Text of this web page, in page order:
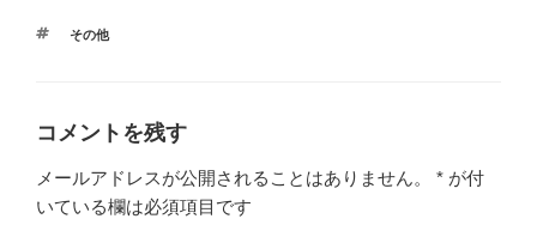
タ
その他
コメントを残す
メールアドレスが公開されることはありません。 * が付
いている欄は必須項目です